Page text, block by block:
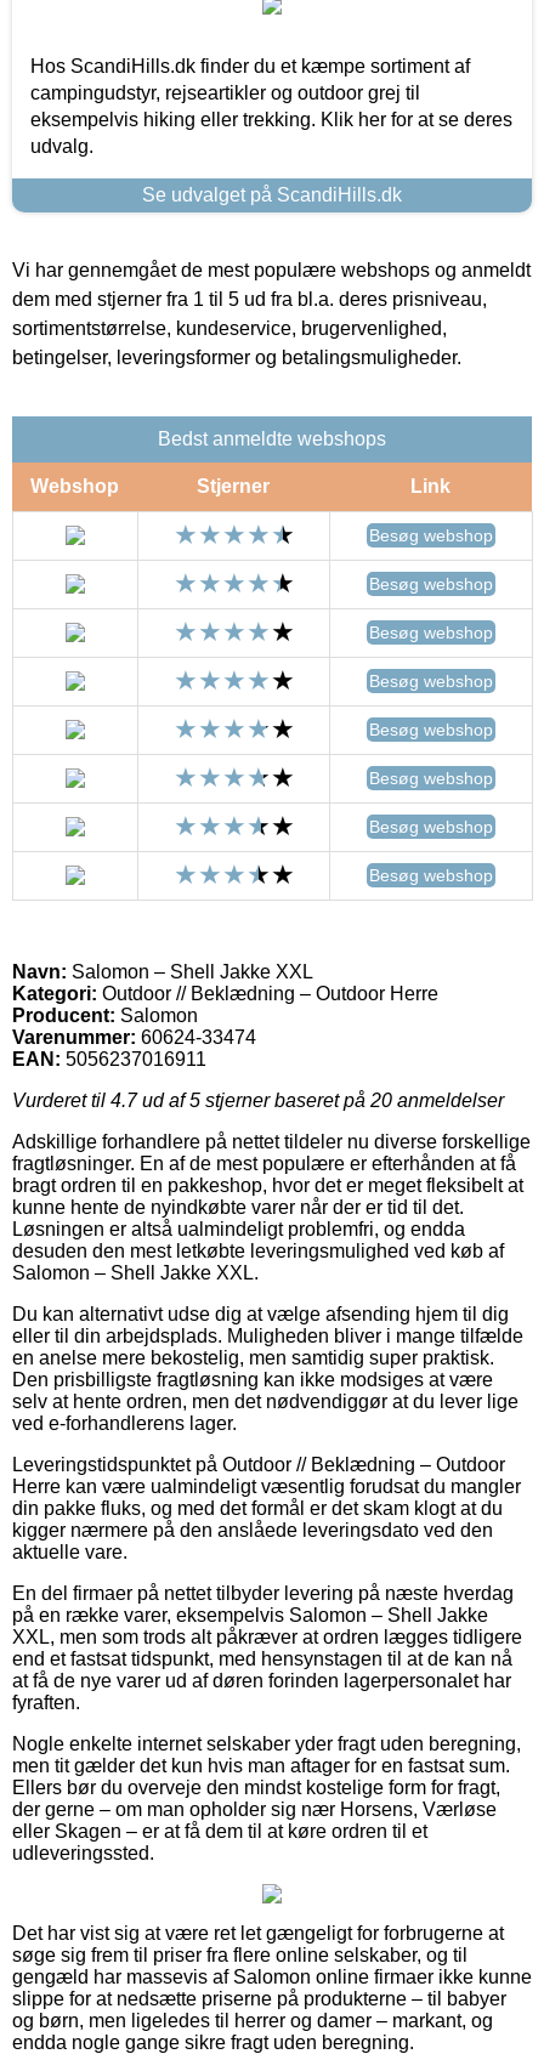
Hos ScandiHills.dk finder du et kæmpe sortiment af
campingudstyr, rejseartikler og outdoor grej til
eksempelvis hiking eller trekking. Klik her for at se deres
udvalg.
Se udvalget på ScandiHills.dk
Vi har gennemgået de mest populære webshops og anmeldt
dem med stjerner fra 1 til 5 ud fra bl.a. deres prisniveau,
sortimentstørrelse, kundeservice, brugervenlighed,
betingelser, leveringsformer og betalingsmuligheder.
Bedst anmeldte webshops
Webshop Stjerner Link
Besøg webshop
Besøg webshop
Besøg webshop
Besøg webshop
Besøg webshop
Besøg webshop
Besøg webshop
Besøg webshop
Navn: Salomon – Shell Jakke XXL
Kategori: Outdoor // Beklædning – Outdoor Herre
Producent: Salomon
Varenummer: 60624-33474
EAN: 5056237016911
Vurderet til 4.7ud af 5 stjerner baseret på 20 anmeldelser
Adskillige forhandlere på nettet tildeler nu diverse forskellige
fragtløsninger. En af de mest populære er efterhånden at få
bragt ordren til en pakkeshop, hvor det er meget fleksibelt at
kunne hente de nyindkøbte varer når der er tid til det.
Løsningen er altså ualmindeligt problemfri, og endda
desuden den mest letkøbte leveringsmulighed ved køb af
Salomon – Shell Jakke XXL.
Du kan alternativt udse dig at vælge afsending hjem til dig
eller til din arbejdsplads. Muligheden bliver i mange tilfælde
en anelse mere bekostelig, men samtidig super praktisk.
Den prisbilligste fragtløsning kan ikke modsiges at være
selv at hente ordren, men det nødvendiggør at du lever lige
ved e-forhandlerens lager.
Leveringstidspunktet på Outdoor // Beklædning – Outdoor
Herre kan være ualmindeligt væsentlig forudsat du mangler
din pakke fluks, og med det formål er det skam klogt at du
kigger nærmere på den anslåede leveringsdato ved den
aktuelle vare.
En del firmaer på nettet tilbyder levering på næste hverdag
på en række varer, eksempelvis Salomon – Shell Jakke
XXL, men som trods alt påkræver at ordren lægges tidligere
end et fastsat tidspunkt, med hensynstagen til at de kan nå
at få de nye varer ud af døren forinden lagerpersonalet har
fyraften.
Nogle enkelte internet selskaber yder fragt uden beregning,
men tit gælder det kun hvis man aftager for en fastsat sum.
Ellers bør du overveje den mindst kostelige form for fragt,
der gerne – om man opholder sig nær Horsens, Værløse
eller Skagen – er at få dem til at køre ordren til et
udleveringssted.
Det har vist sig at være ret let gængeligt for forbrugerne at
søge sig frem til priser fra flere online selskaber, og til
gengæld har massevis af Salomon online firmaer ikke kunne
slippe for at nedsætte priserne på produkterne – til babyer
og børn, men ligeledes til herrer og damer – markant, og
endda nogle gange sikre fragt uden beregning.